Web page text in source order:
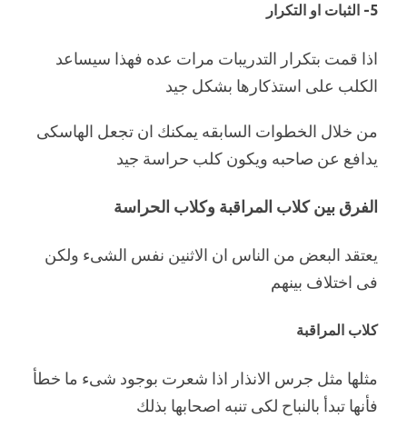
5- الثبات او التكرار
اذا قمت بتكرار التدريبات مرات عده فهذا سيساعد
الكلب على استذكارها بشكل جيد
من خلال الخطوات السابقه يمكنك ان تجعل الهاسكى
يدافع عن صاحبه ويكون كلب حراسة جيد
الفرق بين كلاب المراقبة وكلاب الحراسة
يعتقد البعض من الناس ان الاثنين نفس الشىء ولكن
فى اختلاف بينهم
كلاب المراقبة
مثلها مثل جرس الانذار اذا شعرت بوجود شىء ما خطأ
فأنها تبدأ بالنباح لكى تنبه اصحابها بذلك